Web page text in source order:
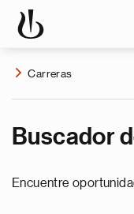
Carreras
Buscador
Encuentre